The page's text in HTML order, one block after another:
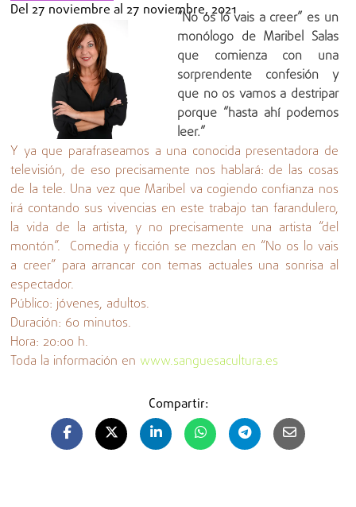
Del27 noviembre al27 noviembre, 2021
“No os lo vais a creer” es un
monólogo de Maribel Salas
que comienza con una
sorprendente confesión y
que no os vamos a destripar
porque “hasta ahí podemos
leer.”
Y ya que parafraseamos a una conocida presentadora de
televisión, de eso precisamente nos hablará: de las cosas
de la tele. Una vez que Maribel va cogiendo confianza nos
irá contando sus vivencias en este trabajo tan farandulero,
la vida de la artista, y no precisamente una artista “del
montón”. Comedia y ficción se mezclan en “No os lo vais
a creer” para arrancar con temas actuales una sonrisa al
espectador.
Público: jóvenes, adultos.
Duración: 60 minutos.
Hora: 20:00 h.
Toda la información en www.sanguesacultura.es
Compartir: